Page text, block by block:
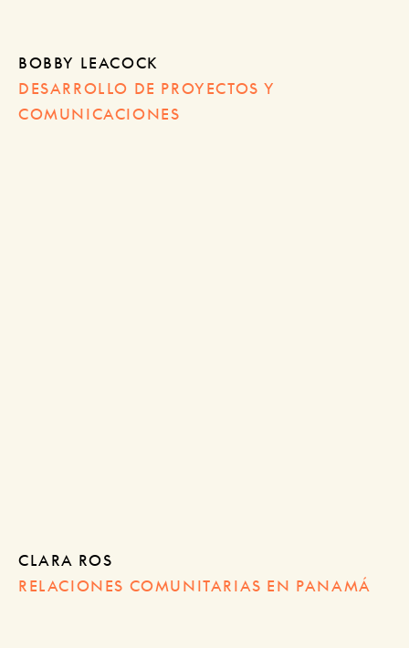
BOBBY LEACOCK
DESARROLLO DE PROYECTOS Y
COMUNICACIONES
CLARA ROS
RELACIONES COMUNITARIAS EN PANAMÁ